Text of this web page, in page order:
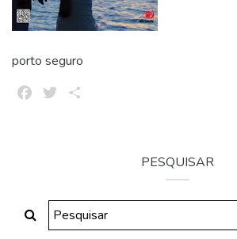
porto seguro
FacebookTwitter
PESQUISAR